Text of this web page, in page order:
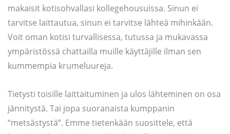
makaisit kotisohvallasi kollegehousuissa. Sinun ei
tarvitse laittautua, sinun ei tarvitse lähteä mihinkään.
Voit oman kotisi turvallisessa, tutussa ja mukavassa
ympäristössä chattailla muille käyttäjille ilman sen
kummempia krumeluureja.
Tietysti toisille laittaituminen ja ulos lähteminen on osa
jännitystä. Tai jopa suoranaista kumppanin
“metsästystä”. Emme tietenkään suosittele, että